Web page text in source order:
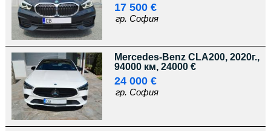
17 500 €
гр. София
Mercedes-Benz CLA200, 2020г.,
94000 км, 24000 €
24 000 €
гр. София